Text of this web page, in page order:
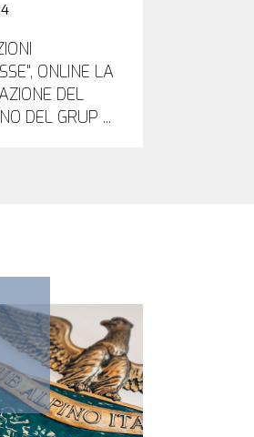
ONLINE LA
DEL
DEL GRUP ...